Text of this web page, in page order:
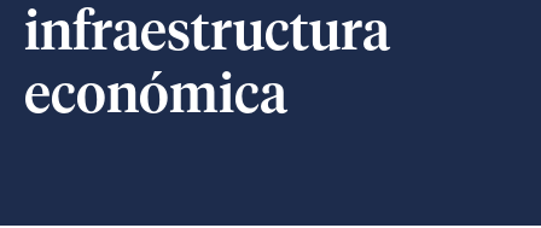
infraestructura
económica